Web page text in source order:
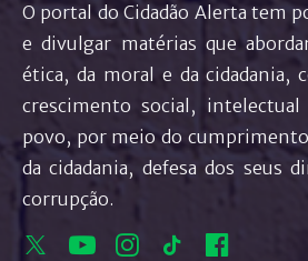
O portal do Cidadão Alerta tem
e divulgar matérias que
ética, da moral e da cidadania,
crescimento social,
povo, por meio do
da cidadania, defesa dos seus
corrupção.